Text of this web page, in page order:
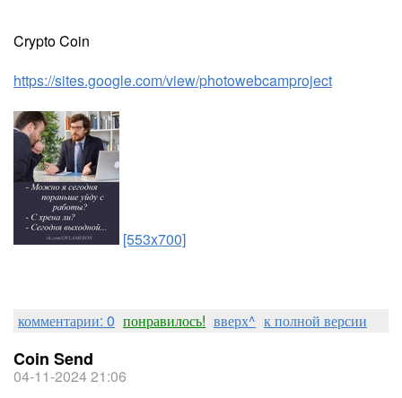
Crypto Coin
https://sites.google.com/view/photowebcamproject
[553x700]
комментарии: 0 понравилось! вверх^ к полной версии
Coin Send
04-11-2024 21:06